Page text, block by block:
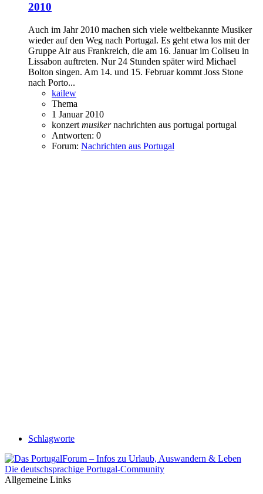
2010
Auch im Jahr 2010 machen sich viele weltbekannte Musiker
wieder auf den Weg nach Portugal. Es geht etwa los mit der
Gruppe Air aus Frankreich, die am 16. Januar im Coliseu in
Lissabon auftreten. Nur 24 Stunden später wird Michael
Bolton singen. Am 14. und 15. Februar kommt Joss Stone
nach Porto...
kailew
Thema
1 Januar 2010
konzert musiker nachrichten aus portugal portugal
Antworten: 0
Forum: Nachrichten aus Portugal
Schlagworte
Die deutschsprachige Portugal-Community
Allgemeine Links